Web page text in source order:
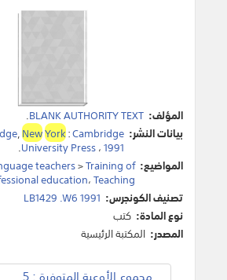
المؤلف: BLANK AUTHORITY TEXT
.
بيانات النشر:
,NewYork:Cambridge
University Press،1991
.
المواضيع:
teachers>Training of
education،Teaching
تصنيف الكونجرس: LB1429 .W6 1991
نوع المادة: كتب
المصدر: المكتبة الرئيسية
مجموع الأوعية المتوفرة : 5